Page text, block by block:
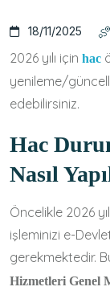
18/11/2025
2026 yılı için hac
yenileme/
edebilirsiniz.
Hac
Nasıl
Öncelikle 2026
işleminizi e-
gerekmektedir.
Hizmetleri Genel